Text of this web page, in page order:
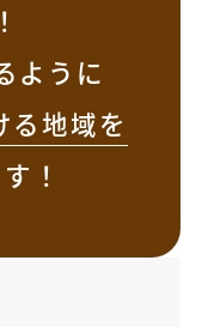
ように
る地域を
！